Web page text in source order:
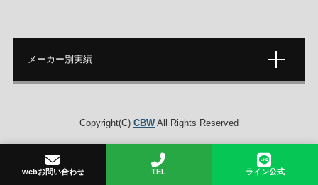
webお問い合わせ TEL ライン公式
メーカー別実績
Copyright(C) CBWAll Rights Reserved